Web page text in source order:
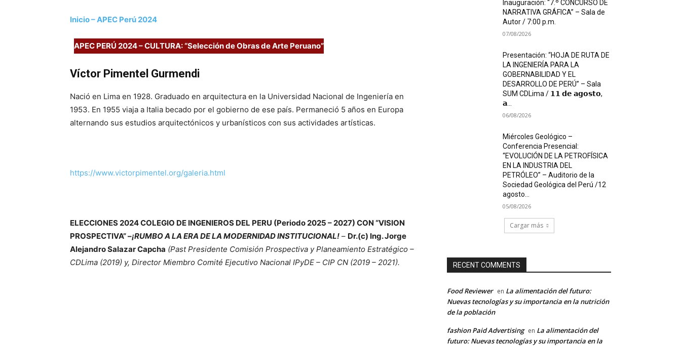
Inicio – APEC Perú 2024
APEC PERÚ 2024 – CULTURA: “Selección de Obras de Arte Peruano”
Víctor Pimentel Gurmendi
Nació en Lima en 1928. Graduado en arquitectura en la Universidad Nacional de Ingeniería en
1953. En 1955 viaja a Italia becado por el gobierno de ese país. Permaneció 5 años en Europa
alternando sus estudios arquitectónicos y urbanísticos con sus actividades artísticas.
https://www.victorpimentel.org/galeria.html
ELECCIONES 2024 COLEGIO DE INGENIEROS DEL PERU (Periodo 2025 – 2027) CON “VISION
PROSPECTIVA” –¡RUMBO A LA ERA DE LA MODERNIDAD INSTITUCIONAL! – Dr.(c) Ing. Jorge
Alejandro Salazar Capcha (Past Presidente Comisión Prospectiva y Planeamiento Estratégico –
CDLima (2019) y, Director Miembro Comité Ejecutivo Nacional IPyDE – CIP CN (2019 – 2021).
Inauguración: “7.º CONCURSO DE
NARRATIVA GRÁFICA” – Sala de
Autor / 7:00 p.m.
07/08/2026
Presentación: “HOJA DE RUTA DE
LA INGENIERÍA PARA LA
GOBERNABILIDAD Y EL
DESARROLLO DE PERÚ” – Sala
SUM CDLima / 𝟭𝟭 𝗱𝗲 𝗮𝗴𝗼𝘀𝘁𝗼,
𝗮...
06/08/2026
Miércoles Geológico –
Conferencia Presencial:
“EVOLUCIÓN DE LA PETROFÍSICA
EN LA INDUSTRIA DEL
PETRÓLEO” – Auditorio de la
Sociedad Geológica del Perú /12
agosto...
05/08/2026
Cargar más
RECENT COMMENTS
Food Reviewer en La alimentación del futuro:
Nuevas tecnologías y su importancia en la nutrición
de la población
fashion Paid Advertising en La alimentación del
futuro: Nuevas tecnologías y su importancia en la